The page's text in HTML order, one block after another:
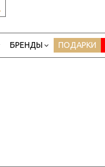
БРЕНДЫ ПОДАРКИ